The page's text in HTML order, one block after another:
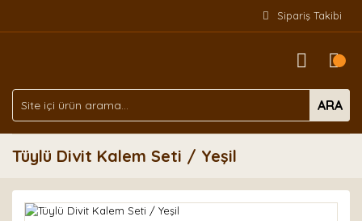
Sipariş Takibi
ARA
Tüylü Divit Kalem Seti / Yeşil